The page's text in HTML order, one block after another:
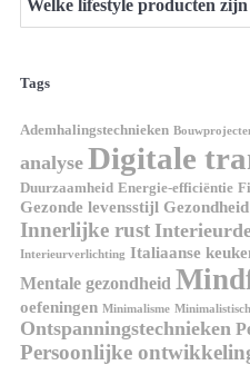
Welke lifestyle producten
Tags
Ademhalingstechnieken
analyse Digitale
Duurzaamheid Energie-efficiëntie
Gezonde levensstijl Gezondheid
Innerlijke rust
Interieurverlichting Italiaanse
Mentale gezondheid
oefeningen Minimalisme
Ontspanningstechnieken
Persoonlijke